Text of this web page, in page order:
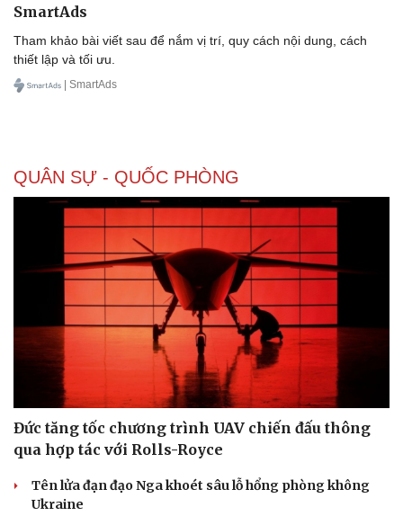
Tỷ giá
Giá cà phê
SmartAds
Tham khảo bài viết sau để nắm vị trí, quy cách nội dung, cách
thiết lập và tối ưu.
| SmartAds
QUÂN SỰ - QUỐC PHÒNG
Đức tăng tốc chương trình UAV chiến đấu thông
qua hợp tác với Rolls-Royce
Tên lửa đạn đạo Nga khoét sâu lỗ hổng phòng không
Ukraine